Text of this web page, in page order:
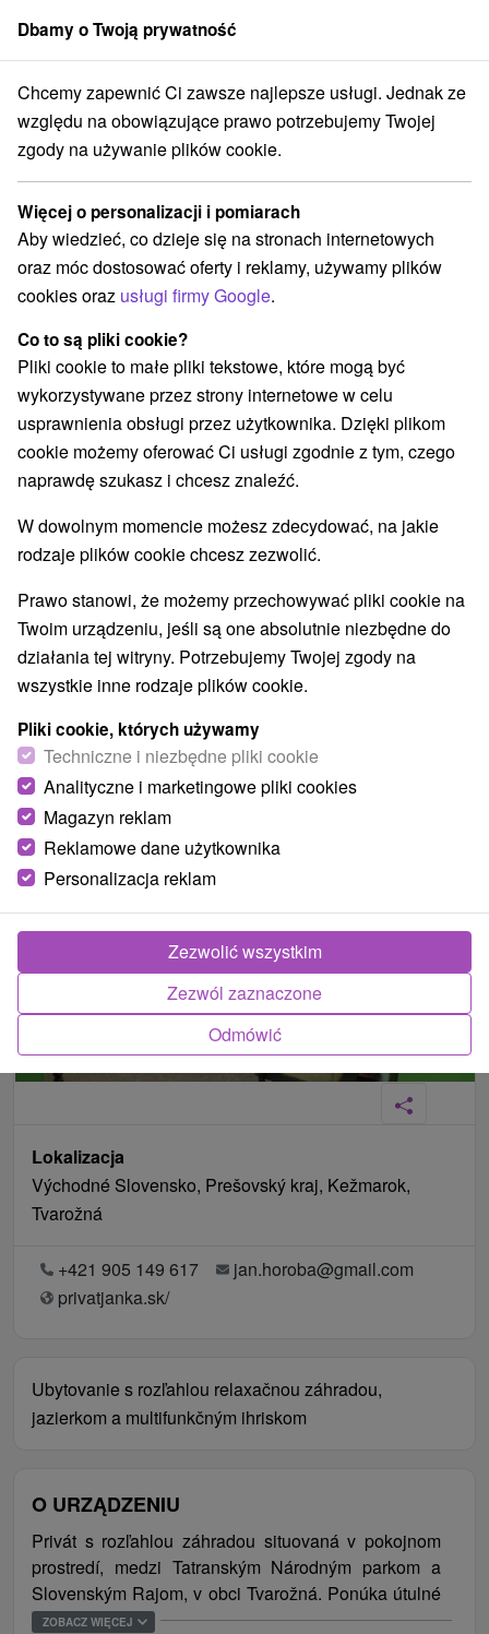
członek grupySorger
Slovensko Prešovský kraj Tvarožná Privát Janka Tvarožná
Privát Janka Tvarožná
Tvarožná
Zarezerwuj przez booking
REZERWACJA I WYBÓR OFERTY
Skontaktuj się bezpośrednio z właścicielem.
Przejdź do lokalizacji
O URZĄDZENIA SPRZĘT
Lokalizacja
Východné Slovensko, Prešovský kraj, Kežmarok,
Tvarožná
+421 905 149 617
jan.horoba@gmail.com
privatjanka.sk/
Ubytovanie s rozľahlou relaxačnou záhradou,
jazierkom a multifunkčným ihriskom
O URZĄDZENIU
Privát s rozľahlou záhradou situovaná v pokojnom
prostredí, medzi Tatranským Národným parkom a
Slovenským Rajom, v obci Tvarožná. Ponúka útulné
ubytovanie v dvojlôžkových izbách a apartmánoch
ZOBACZ WIĘCEJ
Dbamy o Twoją prywatność
Chcemy zapewnić Ci zawsze najlepsze usługi. Jednak ze
względu na obowiązujące prawo potrzebujemy Twojej
zgody na używanie plików cookie.
Więcej o personalizacji i pomiarach
Aby wiedzieć, co dzieje się na stronach internetowych
oraz móc dostosować oferty i reklamy, używamy plików
cookies oraz usługi firmy Google.
Co to są pliki cookie?
Pliki cookie to małe pliki tekstowe, które mogą być
wykorzystywane przez strony internetowe w celu
usprawnienia obsługi przez użytkownika. Dzięki plikom
cookie możemy oferować Ci usługi zgodnie z tym, czego
naprawdę szukasz i chcesz znaleźć.
W dowolnym momencie możesz zdecydować, na jakie
rodzaje plików cookie chcesz zezwolić.
Prawo stanowi, że możemy przechowywać pliki cookie na
Twoim urządzeniu, jeśli są one absolutnie niezbędne do
działania tej witryny. Potrzebujemy Twojej zgody na
wszystkie inne rodzaje plików cookie.
Pliki cookie, których używamy
Techniczne i niezbędne pliki cookie
Analityczne i marketingowe pliki cookies
Magazyn reklam
Reklamowe dane użytkownika
Personalizacja reklam
Odmówić
Zezwól zaznaczone
Zezwolić wszystkim